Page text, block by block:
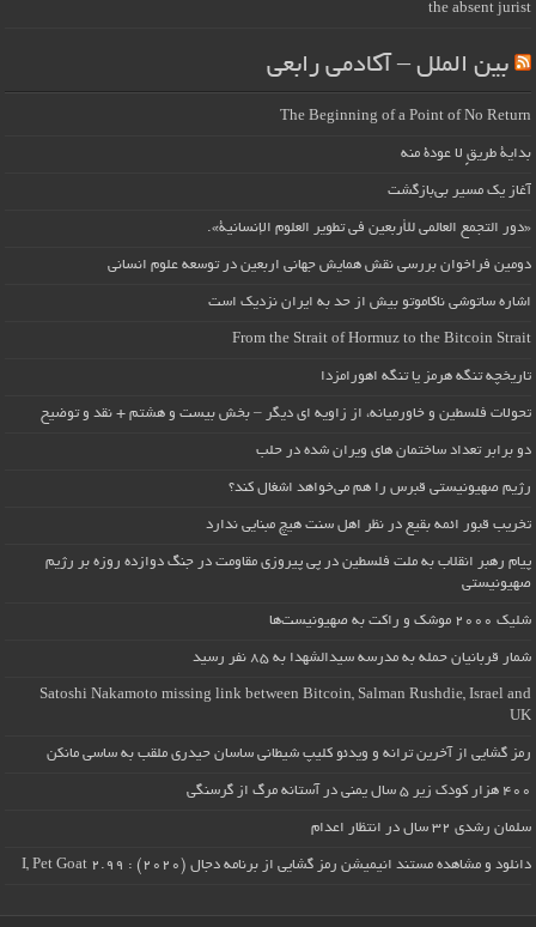
the absent jurist
بین الملل – آکادمی رابعی
The Beginning of a Point of No Return
بداية طريقٍ لا عودة منه
آغاز یک مسیر بی‌بازگشت
«دور التجمع العالمي للأربعين في تطوير العلوم الإنسانية».
دومین فراخوان بررسی نقش همایش جهانی اربعین در توسعه علوم انسانی
اشاره ساتوشی ناکاموتو بیش از حد به ایران نزدیک است
From the Strait of Hormuz to the Bitcoin Strait
تاریخچه تنگه هرمز یا تنگه اهورامزدا
تحولات فلسطین و خاورمیانه، از زاویه ای دیگر – بخش بیست و هشتم + نقد و توضیح
دو برابر تعداد ساختمان های ویران شده در حلب
رژیم صهیونیستی قبرس را هم می‌خواهد اشغال کند؟
تخریب قبور ائمه بقیع در نظر اهل سنت هیچ مبنایی ندارد
پیام رهبر انقلاب به ملت فلسطین در پی پیروزی مقاومت در جنگ دوازده روزه بر رژیم
صهیونیستی
شلیک ۲۰۰۰ موشک و راکت به صهیونیست‌ها
شمار قربانیان حمله به مدرسه سیدالشهدا به ۸۵ نفر رسید
Satoshi Nakamoto missing link between Bitcoin, Salman Rushdie, Israel and
UK
رمز گشایی از آخرین ترانه و ویدئو کلیپ شیطانی ساسان حیدری ملقب به ساسی مانکن
۴۰۰ هزار کودک زیر ۵ سال یمنی در آستانه مرگ از گرسنگی
سلمان رشدی ۳۲ سال در انتظار اعدام
دانلود و مشاهده مستند انیمیشن رمز گشایی از برنامه دجال (۲۰۲۰) : I, Pet Goat 2.99